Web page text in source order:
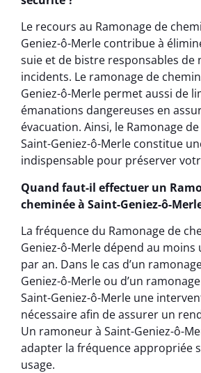
Le recours au Ramonage de
Geniez-ô-Merle contribue à
suie et de bistre responsables de
incidents. Le ramonage de
Geniez-ô-Merle permet aussi de
émanations dangereuses en
évacuation. Ainsi, le Ramonage
Saint-Geniez-ô-Merle constitue
indispensable pour préserver
Quand faut-il effectuer un
cheminée à Saint-Geniez-ô-
La fréquence du Ramonage de
Geniez-ô-Merle dépend au moins
par an. Dans le cas d’un
Geniez-ô-Merle ou d’un
Saint-Geniez-ô-Merle une
nécessaire afin de assurer un
Un ramoneur à Saint-Geniez-ô-
adapter la fréquence appropriée
usage.